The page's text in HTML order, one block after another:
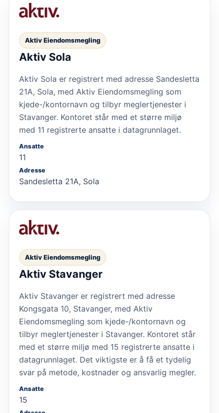
Aktiv Eiendomsmegling
Aktiv Sola
Aktiv Sola er registrert med adresse Sandesletta
21A, Sola, med Aktiv Eiendomsmegling som
kjede-/kontornavn og tilbyr meglertjenester i
Stavanger. Kontoret står med et større miljø
med 11 registrerte ansatte i datagrunnlaget.
Ansatte
11
Adresse
Sandesletta 21A, Sola
Aktiv Eiendomsmegling
Aktiv Stavanger
Aktiv Stavanger er registrert med adresse
Kongsgata 10, Stavanger, med Aktiv
Eiendomsmegling som kjede-/kontornavn og
tilbyr meglertjenester i Stavanger. Kontoret står
med et større miljø med 15 registrerte ansatte i
datagrunnlaget. Det viktigste er å få et tydelig
svar på metode, kostnader og ansvarlig megler.
Ansatte
15